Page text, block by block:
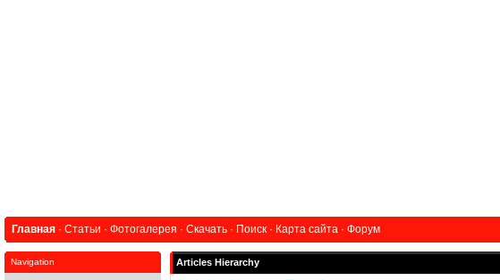
Главная · Статьи · Фотогалерея · Скачать · Поиск · Карта сайта · Форум
Navigation Articles Hierarchy